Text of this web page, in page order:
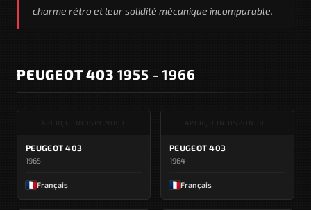
charme rétro et leur solidité mécanique incomparable.
PEUGEOT 403 1955 - 1966
APERÇU INDISPONIBLE
PEUGEOT 403
1965
Français
APERÇU INDISPONIBLE
PEUGEOT 403
1964
Français